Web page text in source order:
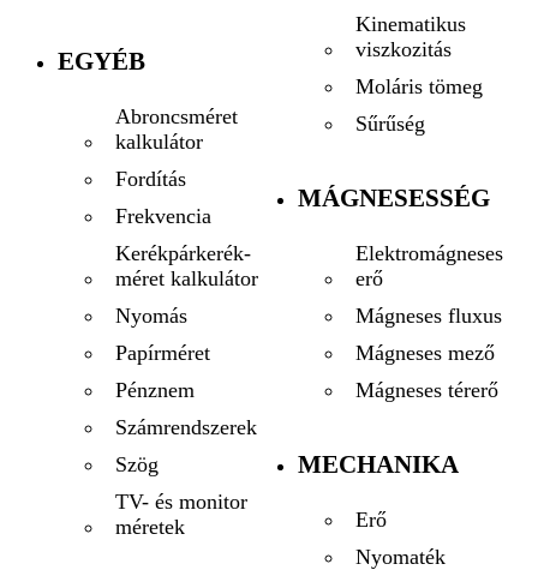
EGYÉB
Abroncsméret
kalkulátor
Fordítás
Frekvencia
Kerékpárkerék-
méret kalkulátor
Nyomás
Papírméret
Pénznem
Számrendszerek
Szög
TV- és monitor
méretek
Kinematikus
viszkozitás
Moláris tömeg
Sűrűség
MÁGNESESSÉG
Elektromágneses
erő
Mágneses fluxus
Mágneses mező
Mágneses térerő
MECHANIKA
Erő
Nyomaték